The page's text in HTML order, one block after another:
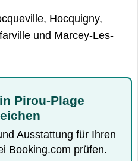
, Hocquigny,
und Marcey-Les-
Pirou-Plage
Ausstattung für Ihren
Booking.com prüfen.